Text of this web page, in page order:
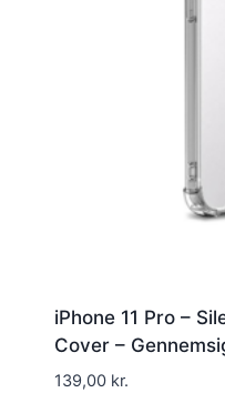
iPhone 11 Pro –
Cover –
139,00 kr.